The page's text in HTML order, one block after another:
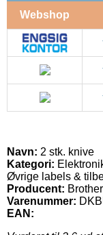
Webshop
Navn: 2 stk. knive
Kategori:
Øvrige labels &
Producent: Brother
Varenummer:
EAN: